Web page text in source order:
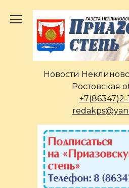
содержанию
Новости
Ростовская
+7(86347)2-